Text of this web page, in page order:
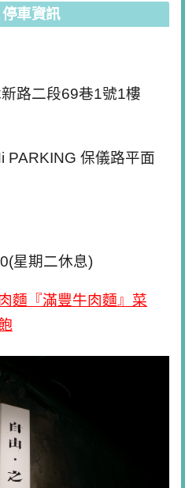
車資訊
路二段69巷1號1樓
PARKING 保儀路平面
星期二休息)
麵『滿豐牛肉麵』菜